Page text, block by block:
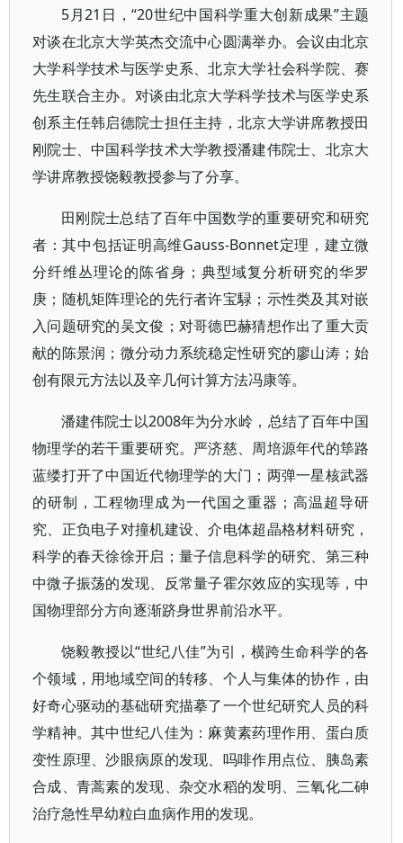
5月21日，“20世纪中国科学重大创新成果”主题
对谈在北京大学英杰交流中心圆满举办。会议由北京
大学科学技术与医学史系、北京大学社会科学院、赛
先生联合主办。对谈由北京大学科学技术与医学史系
创系主任韩启德院士担任主持，北京大学讲席教授田
刚院士、中国科学技术大学教授潘建伟院士、北京大
学讲席教授饶毅教授参与了分享。
田刚院士总结了百年中国数学的重要研究和研究
者：其中包括证明高维Gauss-Bonnet定理，建立微
分纤维丛理论的陈省身；典型域复分析研究的华罗
庚；随机矩阵理论的先行者许宝騄；示性类及其对嵌
入问题研究的吴文俊；对哥德巴赫猜想作出了重大贡
献的陈景润；微分动力系统稳定性研究的廖山涛；始
创有限元方法以及辛几何计算方法冯康等。
潘建伟院士以2008年为分水岭，总结了百年中国
物理学的若干重要研究。严济慈、周培源年代的筚路
蓝缕打开了中国近代物理学的大门；两弹一星核武器
的研制，工程物理成为一代国之重器；高温超导研
究、正负电子对撞机建设、介电体超晶格材料研究，
科学的春天徐徐开启；量子信息科学的研究、第三种
中微子振荡的发现、反常量子霍尔效应的实现等，中
国物理部分方向逐渐跻身世界前沿水平。
饶毅教授以“世纪八佳”为引，横跨生命科学的各
个领域，用地域空间的转移、个人与集体的协作，由
好奇心驱动的基础研究描摹了一个世纪研究人员的科
学精神。其中世纪八佳为：麻黄素药理作用、蛋白质
变性原理、沙眼病原的发现、吗啡作用点位、胰岛素
合成、青蒿素的发现、杂交水稻的发明、三氧化二砷
治疗急性早幼粒白血病作用的发现。